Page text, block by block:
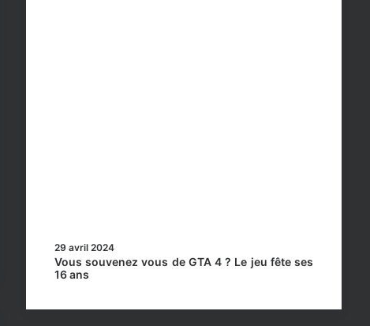
29 avril 2024
Vous souvenez vous de GTA 4 ? Le jeu fête ses
16 ans